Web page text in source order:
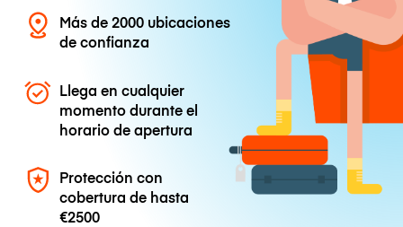
Más de 2000 ubicaciones
de confianza
Llega en cualquier
momento durante el
horario de apertura
Protección con
cobertura de hasta
€2500